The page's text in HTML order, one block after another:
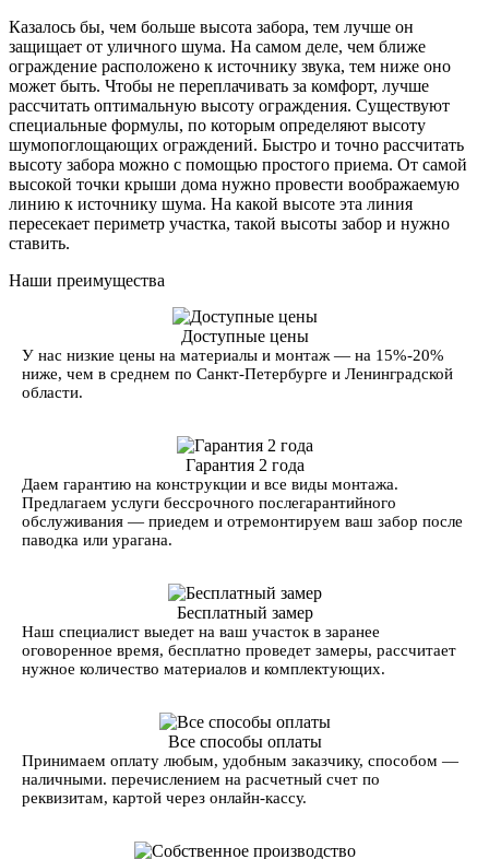
Казалось бы, чем больше высота забора, тем лучше он
защищает от уличного шума. На самом деле, чем ближе
ограждение расположено к источнику звука, тем ниже оно
может быть. Чтобы не переплачивать за комфорт, лучше
рассчитать оптимальную высоту ограждения. Существуют
специальные формулы, по которым определяют высоту
шумопоглощающих ограждений. Быстро и точно рассчитать
высоту забора можно с помощью простого приема. От самой
высокой точки крыши дома нужно провести воображаемую
линию к источнику шума. На какой высоте эта линия
пересекает периметр участка, такой высоты забор и нужно
ставить.
Наши преимущества
Доступные цены
У нас низкие цены на материалы и монтаж — на 15%-20%
ниже, чем в среднем по Санкт-Петербурге и Ленинградской
области.
Гарантия 2 года
Даем гарантию на конструкции и все виды монтажа.
Предлагаем услуги бессрочного послегарантийного
обслуживания — приедем и отремонтируем ваш забор после
паводка или урагана.
Бесплатный замер
Наш специалист выедет на ваш участок в заранее
оговоренное время, бесплатно проведет замеры, рассчитает
нужное количество материалов и комплектующих.
Все способы оплаты
Принимаем оплату любым, удобным заказчику, способом —
наличными. перечислением на расчетный счет по
реквизитам, картой через онлайн-кассу.